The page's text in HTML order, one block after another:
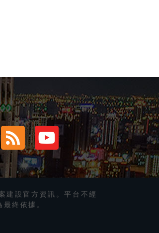
建設官方資訊。平台不經
終依據。